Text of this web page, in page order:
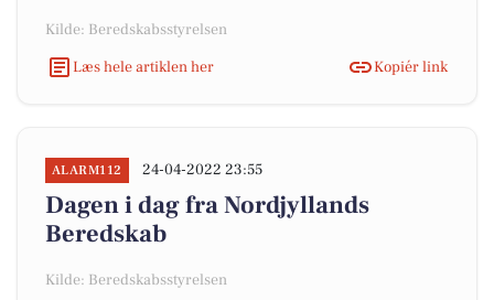
Kilde: Beredskabsstyrelsen
Læs hele artiklen her
Kopiér link
ALARM112 24-04-2022 23:55
Dagen i dag fra Nordjyllands
Beredskab
Kilde: Beredskabsstyrelsen